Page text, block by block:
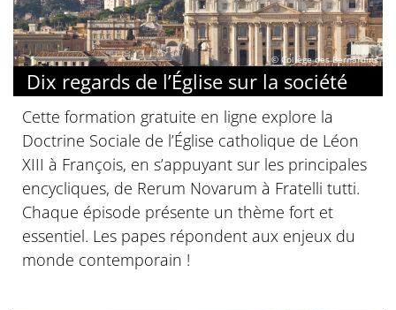
© Collège des Bernardins
Dix regards de l’Église sur la société
Cette formation gratuite en ligne explore la
Doctrine Sociale de l’Église catholique de Léon
XIII à François, en s’appuyant sur les principales
encycliques, de Rerum Novarum à Fratelli tutti.
Chaque épisode présente un thème fort et
essentiel. Les papes répondent aux enjeux du
monde contemporain !